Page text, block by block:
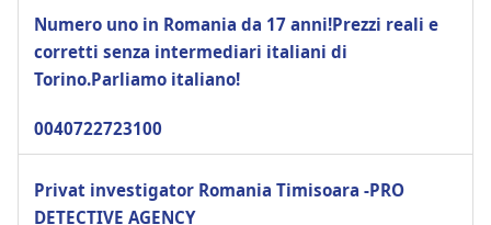
Numero uno in Romania da 17 anni!Prezzi reali e
corretti senza intermediari italiani di
Torino.Parliamo italiano!
0040722723100
Privat investigator Romania Timisoara -PRO
DETECTIVE AGENCY